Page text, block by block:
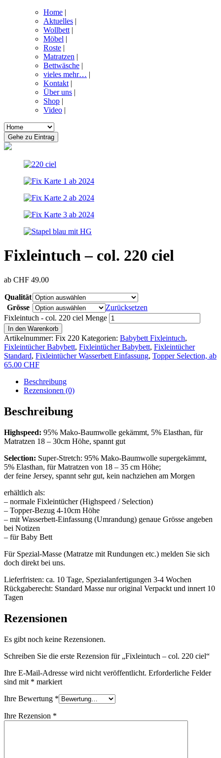
Home |
Aktuelles |
Wollbett |
Möbel |
Roste |
Matratzen |
Bettwäsche |
vieles mehr… |
Kontakt |
Über uns |
Shop |
Video |
Fixleintuch – col. 220 ciel
ab CHF 49.00
Qualität
Grösse
Zurücksetzen
Fixleintuch - col. 220 ciel Menge
In den Warenkorb
Artikelnummer: Fix 220 Kategorien: Babybett Fixleintuch,
Fixleintücher Babybett, Fixleintücher Babybett, Fixleintücher
Standard, Fixleintücher Wasserbett Einfassung, Topper Selection, ab
65.00 CHF
Beschreibung
Rezensionen (0)
Beschreibung
Highspeed: 95% Mako-Baumwolle gekämmt, 5% Elasthan, für
Matratzen 18 – 30cm Höhe, spannt gut
Selection: Super-Stretch: 95% Mako-Baumwolle supergekämmt,
5% Elasthan, für Matratzen von 18 – 35 cm Höhe;
der feine Jersey, spannt sehr gut, kein nachziehen am Morgen
erhältlich als:
– normale Fixleintücher (Highspeed / Selection)
– Topper-Bezug 4-10cm Höhe
– mit Wasserbett-Einfassung (Umrandung) genaue Grösse angeben
bei Notizen
– für Baby Bett
Für Spezial-Masse (Matratze mit Rundungen etc.) melden Sie sich
doch direkt bei uns.
Lieferfristen: ca. 10 Tage, Spezialanfertigungen 3-4 Wochen
Rückgaberecht: Standard Masse nur original Verpackt und innert 10
Tagen
Rezensionen
Es gibt noch keine Rezensionen.
Schreiben Sie die erste Rezension für „Fixleintuch – col. 220 ciel“
Ihre E-Mail-Adresse wird nicht veröffentlicht. Erforderliche Felder
sind mit * markiert
Ihre Bewertung *
Ihre Rezension *